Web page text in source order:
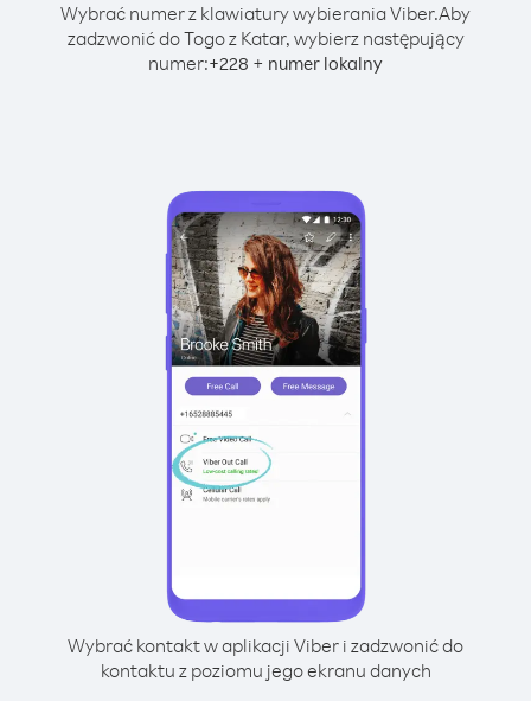
Wybrać numer z klawiatury wybierania Viber.Aby
zadzwonić do Togo z Katar, wybierz następujący
numer:+228 + numer lokalny
Wybrać kontakt w aplikacji Viber i zadzwonić do
kontaktu z poziomu jego ekranu danych